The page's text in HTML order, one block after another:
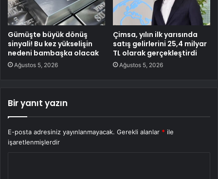
Gümüşte büyük dönüş
sinyali! Bu kez yükselişin
nedeni bambaşka olacak
Ağustos 5, 2026
Çimsa, yılın ilk yarısında
satış gelirlerini 25,4 milyar
TL olarak gerçekleştirdi
Ağustos 5, 2026
Bir yanıt yazın
E-posta adresiniz yayınlanmayacak. Gerekli alanlar * ile
işaretlenmişlerdir